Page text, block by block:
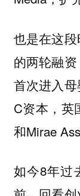
也是在这
的两轮融
首次进入
C资本，英
和Mirae
如今8年过